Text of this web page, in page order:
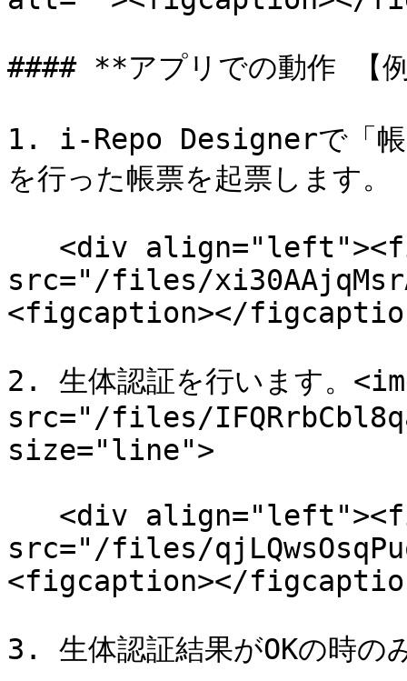
#### **アプリでの動作 【
1. i-Repo Designerで「帳
を行った帳票を起票します。
src="/files/
<figcaption></
2. 生体認証を行います。
src="/files/
size="line">
src="/files/
<figcaption></
3. 生体認証結果がOKの時の